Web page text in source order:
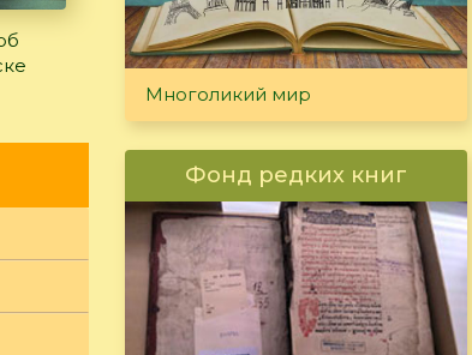
Многоликий мир
Фонд редких книг